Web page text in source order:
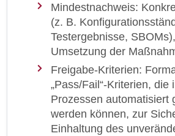
Mindestnachweis:
(z. B.
Testergebnisse,
Umsetzung der
Freigabe-Kriterien:
„Pass/Fail“-Kriterien, die
Prozessen automatisiert
werden können, zur
Einhaltung des